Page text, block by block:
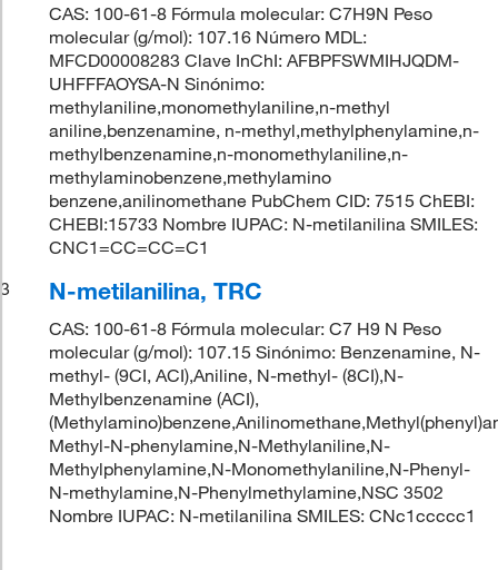
CAS: 100-61-8 Fórmula molecular: C7H9N Peso
molecular (g/mol): 107.16 Número MDL:
MFCD00008283 Clave InChI: AFBPFSWMIHJQDM-
UHFFFAOYSA-N Sinónimo:
methylaniline,monomethylaniline,n-methyl
aniline,benzenamine, n-methyl,methylphenylamine,n-
methylbenzenamine,n-monomethylaniline,n-
methylaminobenzene,methylamino
benzene,anilinomethane PubChem CID: 7515 ChEBI:
CHEBI:15733 Nombre IUPAC: N-metilanilina SMILES:
CNC1=CC=CC=C1
3
N-metilanilina, TRC
CAS: 100-61-8 Fórmula molecular: C7 H9 N Peso
molecular (g/mol): 107.15 Sinónimo: Benzenamine, N-
methyl- (9CI, ACI),Aniline, N-methyl- (8CI),N-
Methylbenzenamine (ACI),
Methyl-N-phenylamine,N-Methylaniline,N-
Methylphenylamine,N-Monomethylaniline,N-Phenyl-
N-methylamine,N-Phenylmethylamine,NSC 3502
Nombre IUPAC: N-metilanilina SMILES: CNc1ccccc1